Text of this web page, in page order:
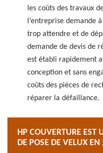
les coûts des travaux
l’entreprise demande
trop attendre et de
demande de devis de
est établi rapidement
conception et sans
coûts des pièces de
réparer la défaillance.
HP COUVERTURE EST
DE POSE DE VELUX